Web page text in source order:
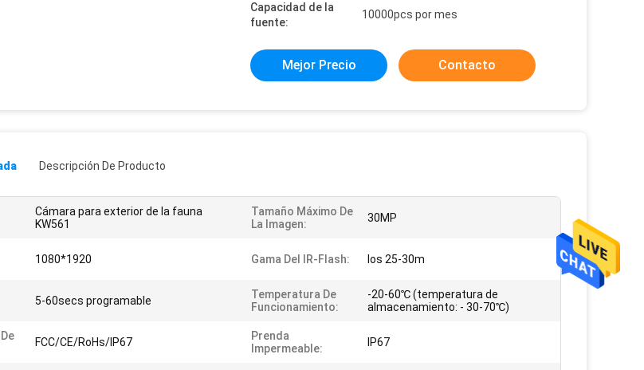
Capacidad de la
fuente:
10000pcs por mes
Mejor Precio Contacto
Descripción De Producto
Cámara para exterior de la fauna
KW561
Tamaño Máximo De
La Imagen:
30MP
1080*1920 Gama Del IR-Flash: los 25-30m
5-60secs programable
Temperatura De
Funcionamiento:
-20-60℃ (temperatura de
almacenamiento: - 30-70℃)
FCC/CE/RoHs/IP67
Prenda
Impermeable:
IP67